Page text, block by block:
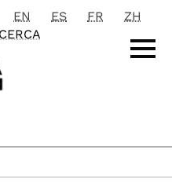
EN ES FR
ZH
CERCA